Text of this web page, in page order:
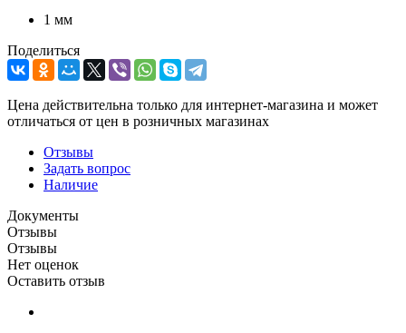
1 мм
Поделиться
Цена действительна только для интернет-магазина и может
отличаться от цен в розничных магазинах
Отзывы
Задать вопрос
Наличие
Документы
Отзывы
Отзывы
Нет оценок
Оставить отзыв